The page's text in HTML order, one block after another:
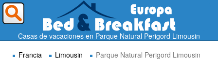
Casas de vacaciones en Parque Natural Perigord Limousin
Francia
Limousin Parque Natural Perigord Limousin
¿A dónde quieres ir?